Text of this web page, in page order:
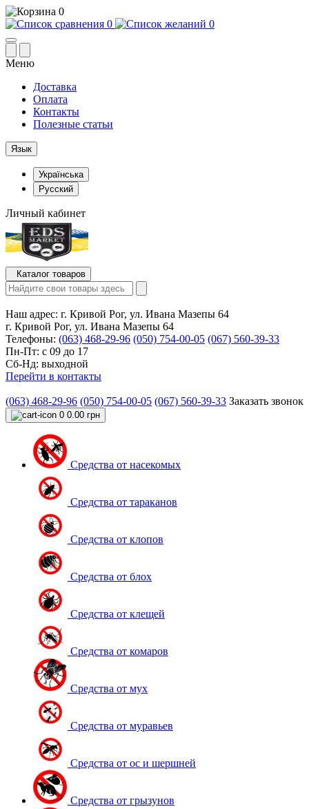
0
0
0
Меню
Доставка
Оплата
Контакты
Полезные статьи
Язык
Українська
Русский
Личный кабинет
Каталог товаров
Наш адрес: г. Кривой Рог, ул. Ивана Мазепы 64
г. Кривой Рог, ул. Ивана Мазепы 64
Телефоны: (063) 468-29-96 (050) 754-00-05 (067) 560-39-33
Пн-Пт: с 09 до 17
Сб-Нд: выходной
Перейти в контакты
(063) 468-29-96 (050) 754-00-05 (067) 560-39-33 Заказать звонок
0 0.00 грн
Средства от насекомых
Средства от тараканов
Средства от клопов
Средства от блох
Средства от клещей
Средства от комаров
Средства от мух
Средства от муравьев
Средства от ос и шершней
Средства от грызунов